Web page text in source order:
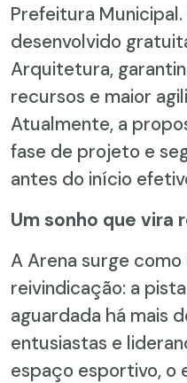
Prefeitura
desenvolvido
Arquitetura,
recursos e maior
Atualmente, a
fase de projeto e
antes do início
Um sonho que vira
A Arena surge
reivindicação: a
aguardada há mais
entusiastas e
espaço esportivo, o